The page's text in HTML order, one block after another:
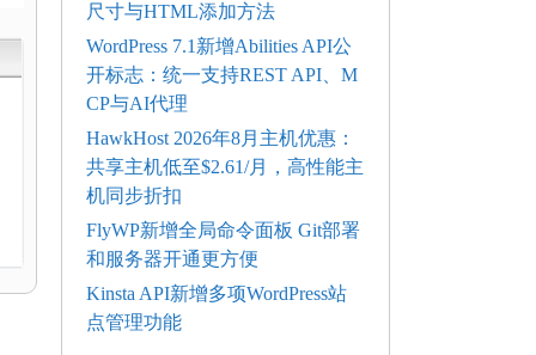
尺寸与HTML添加方法
WordPress 7.1新增Abilities API公
开标志：统一支持REST API、M
CP与AI代理
HawkHost 2026年8月主机优惠：
共享主机低至$2.61/月，高性能主
机同步折扣
FlyWP新增全局命令面板 Git部署
和服务器开通更方便
Kinsta API新增多项WordPress站
点管理功能